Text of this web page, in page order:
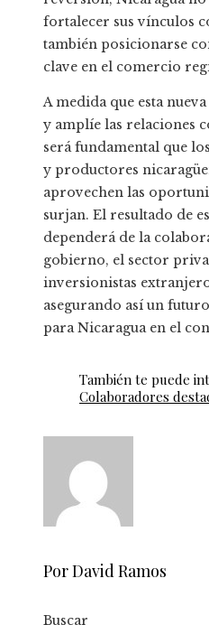
fortalecer sus vínculos
también posicionarse
clave en el comercio
A medida que esta
y amplíe las relaciones
será fundamental que
y productores
aprovechen las
surjan. El resultado de
dependerá de la
gobierno, el sector
inversionistas
asegurando así un
para Nicaragua en el
También te puede
Colaboradores
Por David Ramos
Buscar